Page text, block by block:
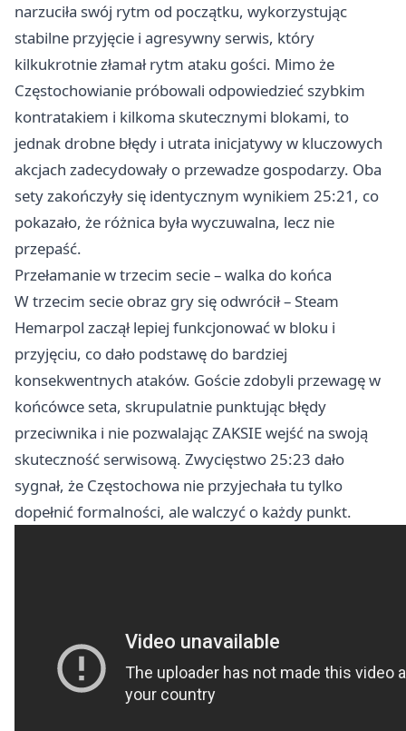
narzuciła swój rytm od początku, wykorzystując
stabilne przyjęcie i agresywny serwis, który
kilkukrotnie złamał rytm ataku gości. Mimo że
Częstochowianie próbowali odpowiedzieć szybkim
kontratakiem i kilkoma skutecznymi blokami, to
jednak drobne błędy i utrata inicjatywy w kluczowych
akcjach zadecydowały o przewadze gospodarzy. Oba
sety zakończyły się identycznym wynikiem 25:21, co
pokazało, że różnica była wyczuwalna, lecz nie
przepaść.
Przełamanie w trzecim secie – walka do końca
W trzecim secie obraz gry się odwrócił – Steam
Hemarpol zaczął lepiej funkcjonować w bloku i
przyjęciu, co dało podstawę do bardziej
konsekwentnych ataków. Goście zdobyli przewagę w
końcówce seta, skrupulatnie punktując błędy
przeciwnika i nie pozwalając ZAKSIE wejść na swoją
skuteczność serwisową. Zwycięstwo 25:23 dało
sygnał, że Częstochowa nie przyjechała tu tylko
dopełnić formalności, ale walczyć o każdy punkt.